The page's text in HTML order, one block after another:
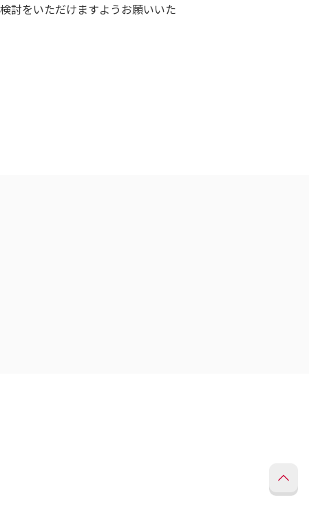
討をいただけますようお願いいた